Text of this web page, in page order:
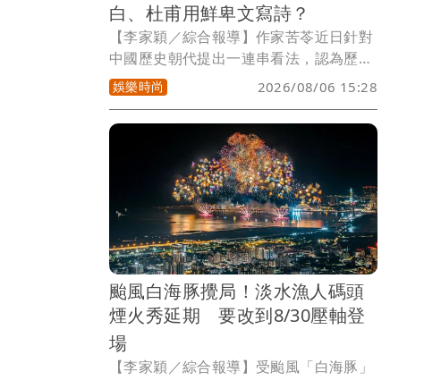
白、杜甫用鮮卑文寫詩？
【李家穎／綜合報導】作家苦苓近日針對
中國歷史朝代提出一連串看法，認為歷史
上不存在「順理成章傳承」的朝代，直言
「唐朝是鮮卑人建立」、「漢唐文明、唐
人街都是後人塑造」，甚至批評以「X
朝」劃分歷史是黨國教育的一部分，引發
各界熱議。對此，歷史網紅Cheap發文反
擊，直批相關說法「根本是瞎編歷史」，
還酸稱這是「苦氏史觀」。
娛樂時尚 2026/08/06 15:28
颱風白海豚攪局！淡水漁人碼頭
煙火秀延期 要改到8/30壓軸登
場
【李家穎／綜合報導】受颱風「白海豚」